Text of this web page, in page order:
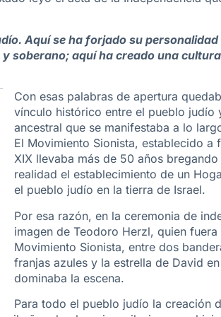
Aquí se ha forjado su
soberano; aquí ha creado una
Con esas palabras de apertura
vínculo histórico entre el pueblo judío
ancestral que se manifestaba a lo
El Movimiento Sionista, establecido a
XIX llevaba más de 50 años
realidad el establecimiento de un
el pueblo judío en la tierra de Israel.
Por esa razón, en la ceremonia de
imagen de Teodoro Herzl, quien
Movimiento Sionista, entre dos
franjas azules y la estrella de David
dominaba la escena.
Para todo el pueblo judío la creación